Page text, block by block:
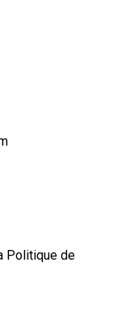
Politique de